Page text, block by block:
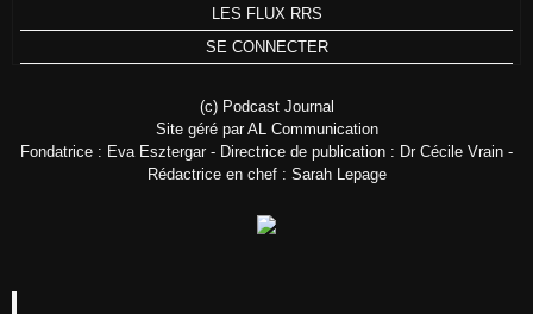
LES FLUX RRS
SE CONNECTER
(c) Podcast Journal
Site géré par AL Communication
Fondatrice : Eva Esztergar - Directrice de publication : Dr Cécile Vrain -
Rédactrice en chef : Sarah Lepage